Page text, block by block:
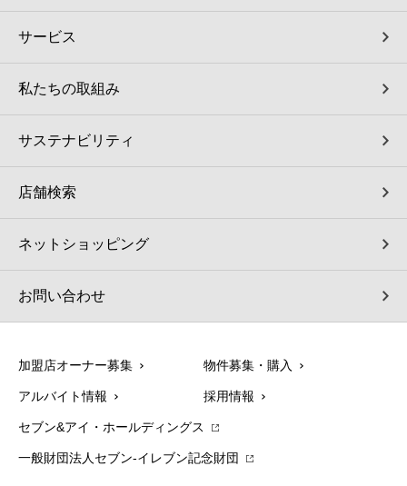
サービス
私たちの取組み
サステナビリティ
店舗検索
ネットショッピング
お問い合わせ
加盟店オーナー募集 物件募集・購入
アルバイト情報 採用情報
セブン&アイ・ホールディングス
一般財団法人セブン-イレブン記念財団